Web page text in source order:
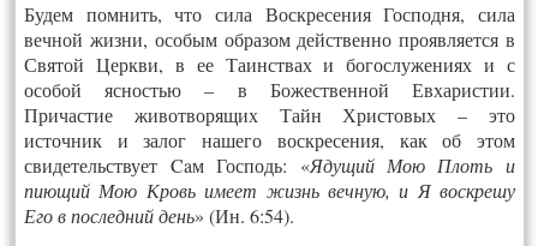
Будем помнить, что сила Воскресения Господня, сила
вечной жизни, особым образом действенно проявляется в
Святой Церкви, в ее Таинствах и богослужениях и с
особой ясностью – в Божественной Евхаристии.
Причастие животворящих Тайн Христовых – это
источник и залог нашего воскресения, как об этом
свидетельствует Caм Господь: «Ядущий Мою Плоть и
пиющий Мою Кровь имеет жизнь вечную, и Я воскрешу
Его в последний день» (Ин. 6:54).